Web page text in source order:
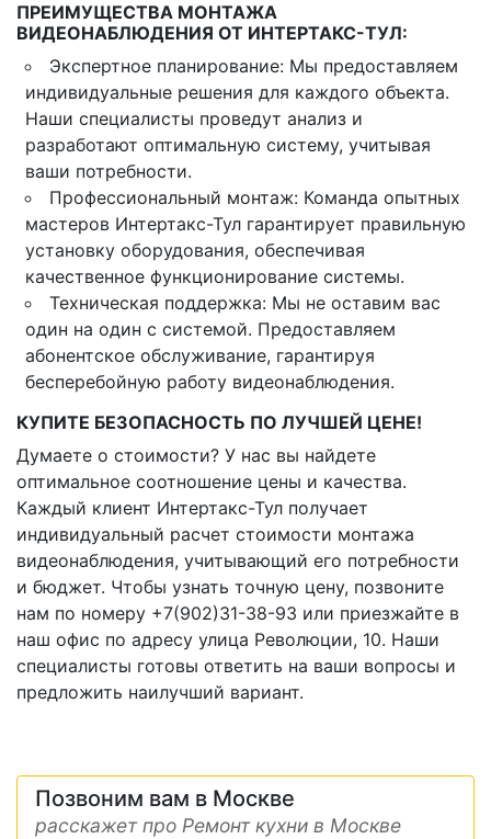
ПРЕИМУЩЕСТВА МОНТАЖА
ВИДЕОНАБЛЮДЕНИЯ ОТ ИНТЕРТАКС-ТУЛ:
Экспертное планирование: Мы предоставляем
индивидуальные решения для каждого объекта.
Наши специалисты проведут анализ и
разработают оптимальную систему, учитывая
ваши потребности.
Профессиональный монтаж: Команда опытных
мастеров Интертакс-Тул гарантирует правильную
установку оборудования, обеспечивая
качественное функционирование системы.
Техническая поддержка: Мы не оставим вас
один на один с системой. Предоставляем
абонентское обслуживание, гарантируя
бесперебойную работу видеонаблюдения.
КУПИТЕ БЕЗОПАСНОСТЬ ПО ЛУЧШЕЙ ЦЕНЕ!
Думаете о стоимости? У нас вы найдете
оптимальное соотношение цены и качества.
Каждый клиент Интертакс-Тул получает
индивидуальный расчет стоимости монтажа
видеонаблюдения, учитывающий его потребности
и бюджет. Чтобы узнать точную цену, позвоните
нам по номеру +7(902)31-38-93 или приезжайте в
наш офис по адресу улица Революции, 10. Наши
специалисты готовы ответить на ваши вопросы и
предложить наилучший вариант.
Позвоним вам в Москве
расскажет про Ремонт кухни в Москве